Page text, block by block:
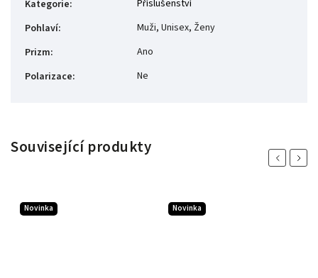
Kategorie:
Příslušenství
Pohlaví:
Muži, Unisex, Ženy
Prizm:
Ano
Polarizace: Ne
Související produkty
Previous
Novinka Novinka
Next